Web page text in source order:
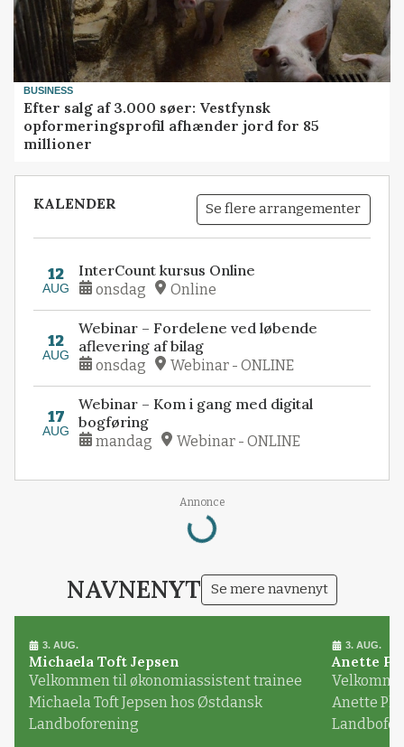
BUSINESS
Efter salg af 3.000 søer: Vestfynsk
opformeringsprofil afhænder jord for 85
millioner
KALENDER Se flere arrangementer
12
AUG
InterCount kursus Online
onsdag Online
12
AUG
Webinar – Fordelene ved løbende
aflevering af bilag
onsdag Webinar - ONLINE
17
AUG
Webinar – Kom i gang med digital
bogføring
mandag Webinar - ONLINE
Annonce
Loading...
NAVNENYT Se mere navnenyt
3. AUG.
Michaela Toft Jepsen
Velkommen til økonomiassistent trainee
Michaela Toft Jepsen hos Østdansk
Landboforening
3. AUG.
Anette
Anette